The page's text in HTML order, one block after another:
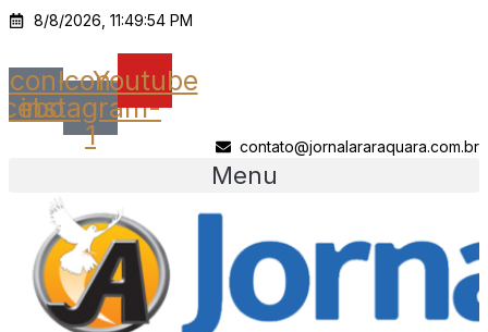
Ir
o
conteúdo
8/8/2026, 11:49:54 PM
Icon-Icon-
instagram-
1
Youtube
contato@jornalararaquara.com.br
Menu